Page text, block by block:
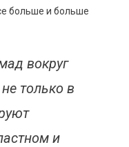
больше и больше
вокруг
только в
и